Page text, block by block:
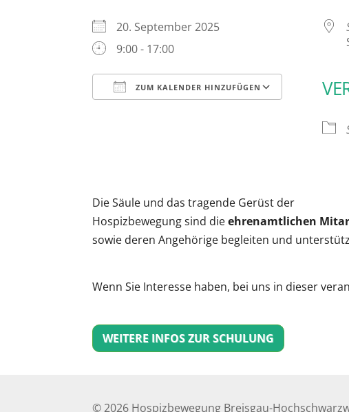
20. September 2025
9:00 - 17:00
ZUM KALENDER HINZUFÜGEN
Die Säule und das tragende Gerüst der
Hospizbewegung sind dieehrenamtlichen
sowie deren Angehörige begleiten und
Wenn Sie Interesse haben, bei uns in dieser
WEITERE INFOS ZUR SCHULUNG
© 2026 Hospizbewegung Breisgau-